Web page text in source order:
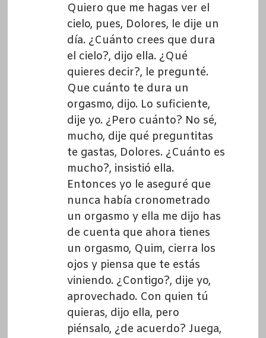
Quiero que me hagas ver el
cielo, pues, Dolores, le dije un
día. ¿Cuánto crees que dura
el cielo?, dijo ella. ¿Qué
quieres decir?, le pregunté.
Que cuánto te dura un
orgasmo, dijo. Lo suficiente,
dije yo. ¿Pero cuánto? No sé,
mucho, dije qué preguntitas
te gastas, Dolores. ¿Cuánto es
mucho?, insistió ella.
Entonces yo le aseguré que
nunca había cronometrado
un orgasmo y ella me dijo has
de cuenta que ahora tienes
un orgasmo, Quim, cierra los
ojos y piensa que te estás
viniendo. ¿Contigo?, dije yo,
aprovechado. Con quien tú
quieras, dijo ella, pero
piénsalo, ¿de acuerdo? Juega,